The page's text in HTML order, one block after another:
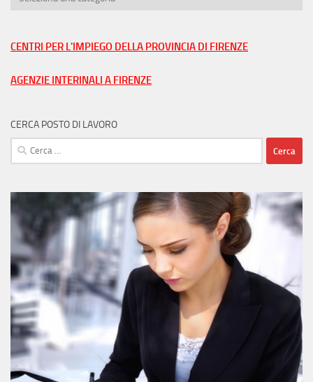
tua
CENTRI PER L'IMPIEGO DELLA PROVINCIA DI FIRENZE
AGENZIE INTERINALI A FIRENZE
CERCA POSTO DI LAVORO
Ricerca
per: